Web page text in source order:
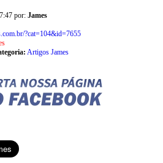
por: James
?cat=104&id=7655
Artigos James